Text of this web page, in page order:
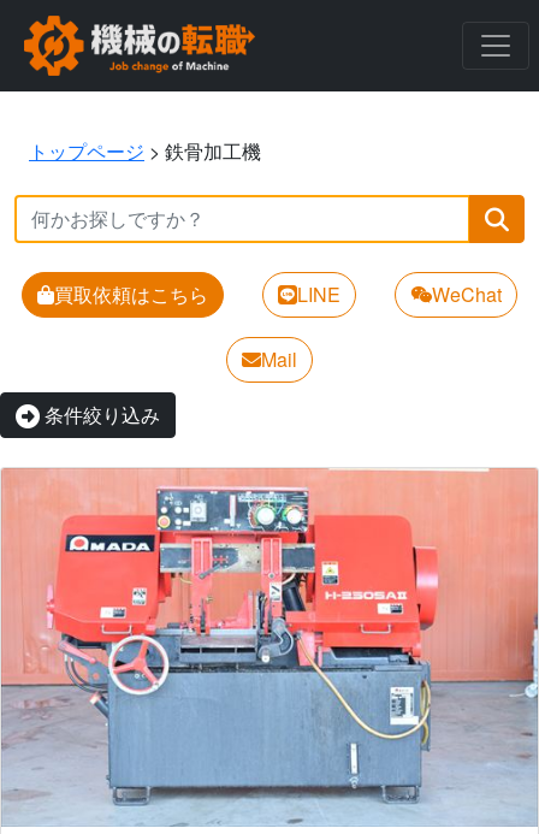
トップページ > 鉄骨加工機
買取依頼はこちら LINE WeChat
Mail
条件絞り込み